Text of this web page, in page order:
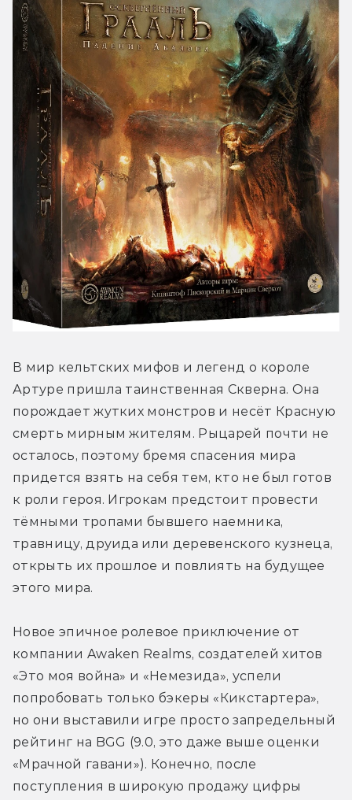
В мир кельтских мифов и легенд о короле
Артуре пришла таинственная Скверна. Она
порождает жутких монстров и несёт Красную
смерть мирным жителям. Рыцарей почти не
осталось, поэтому бремя спасения мира
придется взять на себя тем, кто не был готов
к роли героя. Игрокам предстоит провести
тёмными тропами бывшего наемника,
травницу, друида или деревенского кузнеца,
открыть их прошлое и повлиять на будущее
этого мира.
Новое эпичное ролевое приключение от
компании Awaken Realms, создателей хитов
«Это моя война» и «Немезида», успели
попробовать только бэкеры «Кикстартера»,
но они выставили игре просто запредельный
рейтинг на BGG (9.0, это даже выше оценки
«Мрачной гавани»). Конечно, после
поступления в широкую продажу цифры